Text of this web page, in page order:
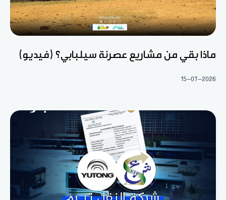
ماذا بقي من مشاريع عصرنة سيلبابي؟ (فيديو)
15-07-2026